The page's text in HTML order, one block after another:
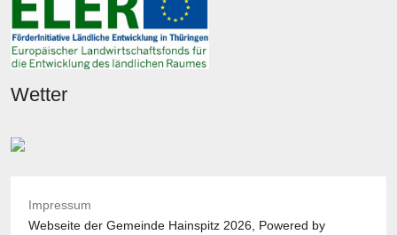
Wetter
Impressum
Webseite der Gemeinde Hainspitz 2026, Powered by